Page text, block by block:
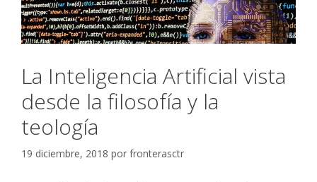
La Inteligencia Artificial vista
desde la filosofía y la
teología
19 diciembre, 2018 por fronterasctr